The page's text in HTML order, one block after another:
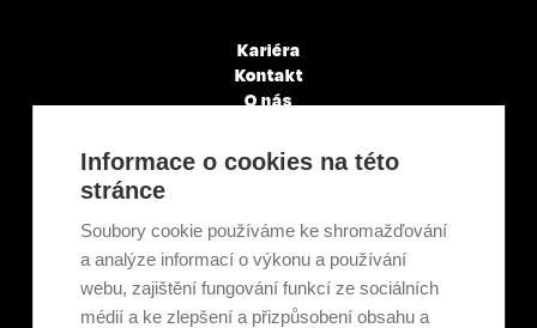
Kariéra
Kontakt
O nás
Články a novinky
GDPR & Cookies
Ekologická recyklace
Projekty EU
Intranet - Přihlášení
Přihlášení
Informace o cookies na této
stránce
Soubory cookie používáme ke shromažďování
a analýze informací o výkonu a používání
webu, zajištění fungování funkcí ze sociálních
médií a ke zlepšení a přizpůsobení obsahu a